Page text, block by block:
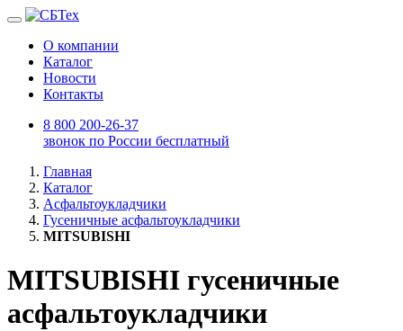
О компании
Каталог
Новости
Контакты
8 800 200-26-37
звонок по России бесплатный
Главная
Каталог
Асфальтоукладчики
Гусеничные асфальтоукладчики
MITSUBISHI
MITSUBISHI гусеничные
асфальтоукладчики